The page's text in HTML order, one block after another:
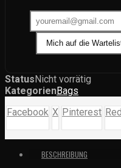
Mich auf die
StatusNicht vorrätig
KategorienBags
Facebook X Pinterest
BESCHREIBUNG